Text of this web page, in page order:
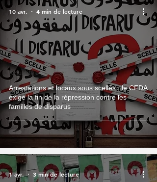
Arrestations et locaux sous scellés : le CFDA
exige la fin de la répression contre les
familles de disparus
Actualité
10 avr. 4 min de lecture
1 avr. 3 min de lecture